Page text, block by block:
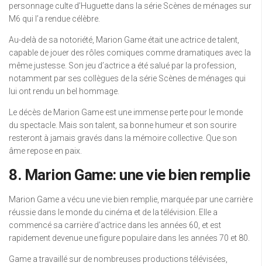
personnage culte d’Huguette dans la série Scènes de ménages sur
M6 qui l’a rendue célèbre.
Au-delà de sa notoriété, Marion Game était une actrice de talent,
capable de jouer des rôles comiques comme dramatiques avec la
même justesse. Son jeu d’actrice a été salué par la profession,
notamment par ses collègues de la série Scènes de ménages qui
lui ont rendu un bel hommage.
Le décès de Marion Game est une immense perte pour le monde
du spectacle. Mais son talent, sa bonne humeur et son sourire
resteront à jamais gravés dans la mémoire collective. Que son
âme repose en paix.
8. Marion Game: une vie bien remplie
Marion Game a vécu une vie bien remplie, marquée par une carrière
réussie dans le monde du cinéma et de la télévision. Elle a
commencé sa carrière d’actrice dans les années 60, et est
rapidement devenue une figure populaire dans les années 70 et 80.
Game a travaillé sur de nombreuses productions télévisées,